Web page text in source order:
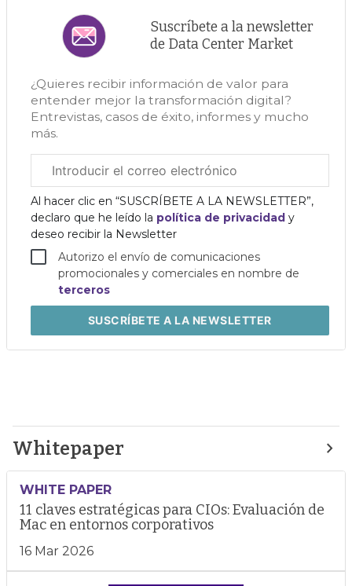
Suscríbete a la newsletter
de Data Center Market
¿Quieres recibir información de valor para
entender mejor la transformación digital?
Entrevistas, casos de éxito, informes y mucho
más.
electrónico
corporativo
Al hacer clic en “SUSCRÍBETE A LA NEWSLETTER”,
declaro que he leído la política de privacidad y
deseo recibir la Newsletter
Autorizo el envío de comunicaciones
promocionales y comerciales en nombre de
terceros
SUSCRÍBETEA LA NEWSLETTER
Whitepaper
WHITE PAPER
11 claves estratégicas para CIOs: Evaluación de
Mac en entornos corporativos
16 Mar 2026